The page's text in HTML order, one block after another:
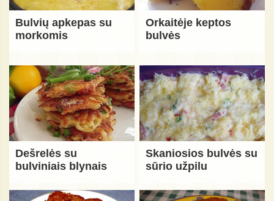
Bulvių apkepas su
morkomis
Orkaitėje keptos
bulvės
Dešrelės su
bulviniais blynais
Skaniosios bulvės su
sūrio užpilu